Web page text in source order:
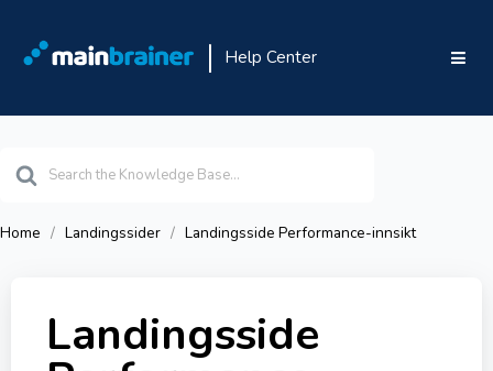
Help Center
For
Home Landingssider Landingsside Performance-innsikt
Landingsside